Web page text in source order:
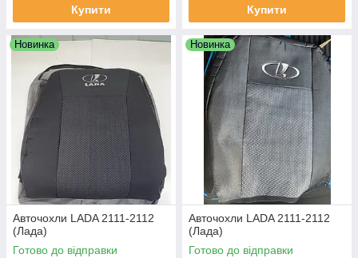
Купити Купити
Новинка
Авточохли LADA 2111-2112
(Лада)
Готово до відправки
Новинка
Авточохли LADA 2111-2112
(Лада)
Готово до відправки